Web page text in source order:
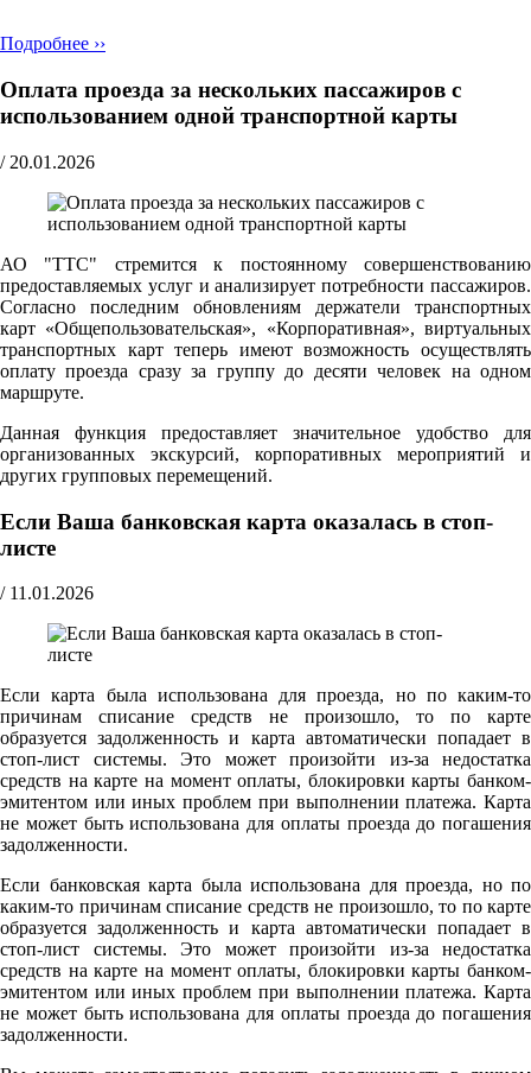
Подробнее ››
Оплата проезда за нескольких пассажиров с
использованием одной транспортной карты
/ 20.01.2026
АО "ТТС" стремится к постоянному совершенствованию
предоставляемых услуг и анализирует потребности пассажиров.
Согласно последним обновлениям держатели транспортных
карт «Общепользовательская», «Корпоративная», виртуальных
транспортных карт теперь имеют возможность осуществлять
оплату проезда сразу за группу до десяти человек на одном
маршруте.
Данная функция предоставляет значительное удобство для
организованных экскурсий, корпоративных мероприятий и
других групповых перемещений.
Если Ваша банковская карта оказалась в стоп-
листе
/ 11.01.2026
Если карта была использована для проезда, но по каким-то
причинам списание средств не произошло, то по карте
образуется задолженность и карта автоматически попадает в
стоп-лист системы. Это может произойти из-за недостатка
средств на карте на момент оплаты, блокировки карты банком-
эмитентом или иных проблем при выполнении платежа. Карта
не может быть использована для оплаты проезда до погашения
задолженности.
Если банковская карта была использована для проезда, но по
каким-то причинам списание средств не произошло, то по карте
образуется задолженность и карта автоматически попадает в
стоп-лист системы. Это может произойти из-за недостатка
средств на карте на момент оплаты, блокировки карты банком-
эмитентом или иных проблем при выполнении платежа. Карта
не может быть использована для оплаты проезда до погашения
задолженности.